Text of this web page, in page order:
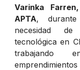
Varinka
APTA,
necesidad
tecnológica en
trabajando